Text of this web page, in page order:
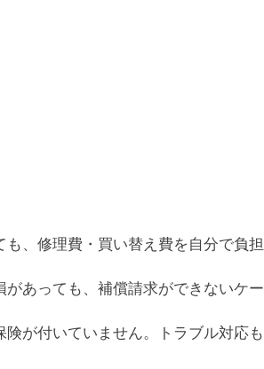
、修理費・買い替え費を自分で負担
あっても、補償請求ができないケー
が付いていません。トラブル対応も